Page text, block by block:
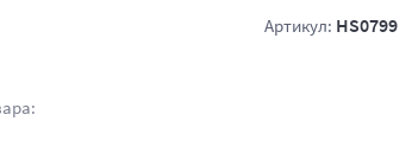
Артикул: HS0799